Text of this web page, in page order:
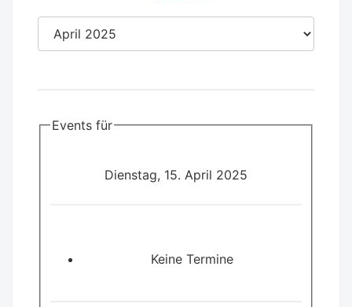
Events für
Dienstag, 15. April 2025
Keine Termine